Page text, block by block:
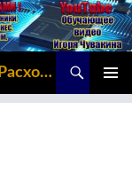
Ремонт принтеров, компьютеров. Расходка, Omoda C5